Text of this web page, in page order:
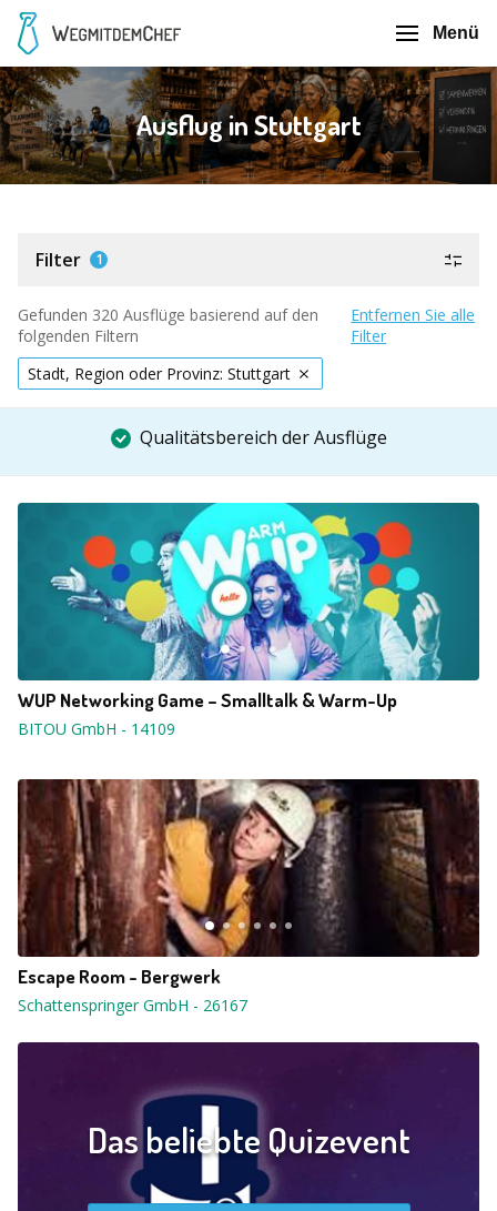
Menü
Ausflug in Stuttgart
Filter 1
Gefunden 320 Ausflüge basierend auf den
folgenden Filtern
Entfernen Sie alle
Filter
Stadt, Region oder Provinz: Stuttgart
Qualitätsbereich der Ausflüge
WUP Networking Game – Smalltalk & Warm-Up
BITOU GmbH - 14109
Escape Room - Bergwerk
Schattenspringer GmbH - 26167
Das beliebte Quizevent